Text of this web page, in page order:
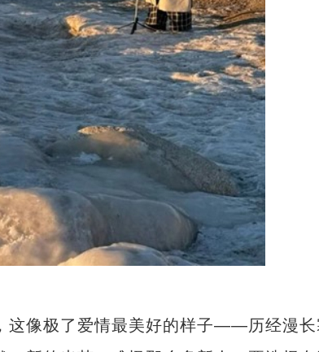
像极了爱情最美好的样子——历经漫长